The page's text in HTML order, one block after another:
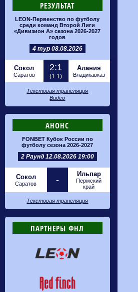
РЕЗУЛЬТАТ
LEON-Первенство по футболу
среди команд Второй Лиги
«Дивизион А» сезона 2026-2027
годов
4 тур 08.08.2026
Сокол
Саратов
2:1
(1:1)
Алания
Владикавказ
Текстовая трансляция
Видео
АНОНС
FONBET Кубок России по
футболу сезона 2026-2027
2 Раунд 12.08.2026 19:00
Сокол
Саратов -
Ильпар
Пермский
край
Текстовая трансляция
ПАРТНЕРЫ ФНЛ